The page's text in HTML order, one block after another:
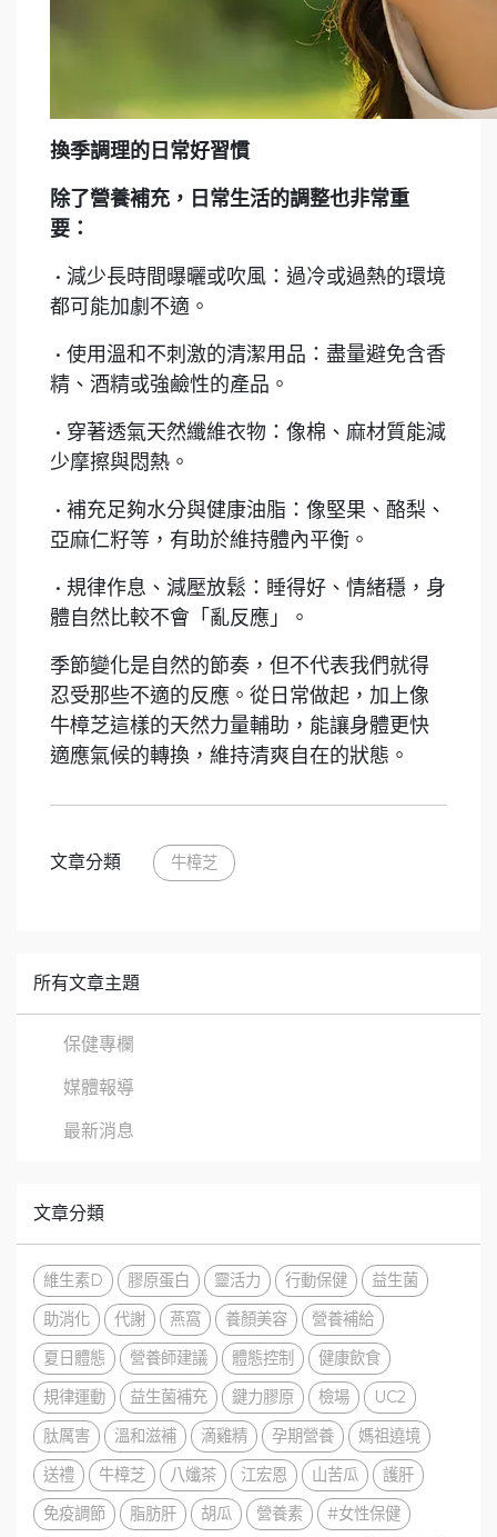
換季調理的日常好習慣
除了營養補充，日常生活的調整也非常重
要：
• 減少長時間曝曬或吹風：過冷或過熱的環境
都可能加劇不適。
• 使用溫和不刺激的清潔用品：盡量避免含香
精、酒精或強鹼性的產品。
• 穿著透氣天然纖維衣物：像棉、麻材質能減
少摩擦與悶熱。
• 補充足夠水分與健康油脂：像堅果、酪梨、
亞麻仁籽等，有助於維持體內平衡。
• 規律作息、減壓放鬆：睡得好、情緒穩，身
體自然比較不會「亂反應」。
季節變化是自然的節奏，但不代表我們就得
忍受那些不適的反應。從日常做起，加上像
牛樟芝這樣的天然力量輔助，能讓身體更快
適應氣候的轉換，維持清爽自在的狀態。
文章分類 牛樟芝
所有文章主題
保健專欄
媒體報導
最新消息
文章分類
維生素D 膠原蛋白 靈活力 行動保健
益生菌
助消化
代謝 燕窩 養顏美容
營養補給
夏日體態
營養師建議 體態控制
健康飲食
規律運動
益生菌補充 鍵力膠原 檢場
UC2
肽厲害
溫和滋補 滴雞精 孕期營養
媽祖遶境
送禮
牛樟芝 八孅茶 江宏恩 山苦瓜
護肝
免疫調節
脂肪肝 胡瓜 營養素
#女性保健